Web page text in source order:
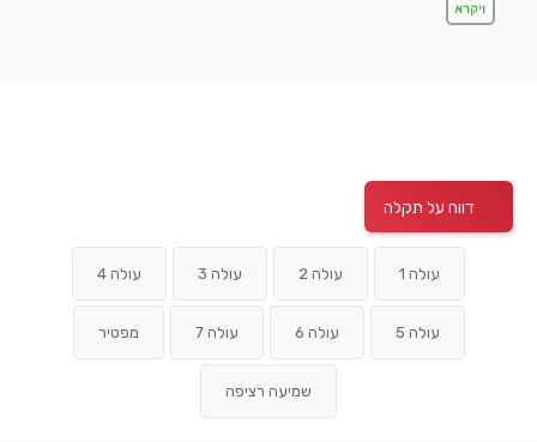
ויקרא
דווח על תקלה
עולה 1 עולה 2 עולה 3 עולה 4
עולה 5 עולה 6 עולה 7 מפטיר
שמיעה רציפה